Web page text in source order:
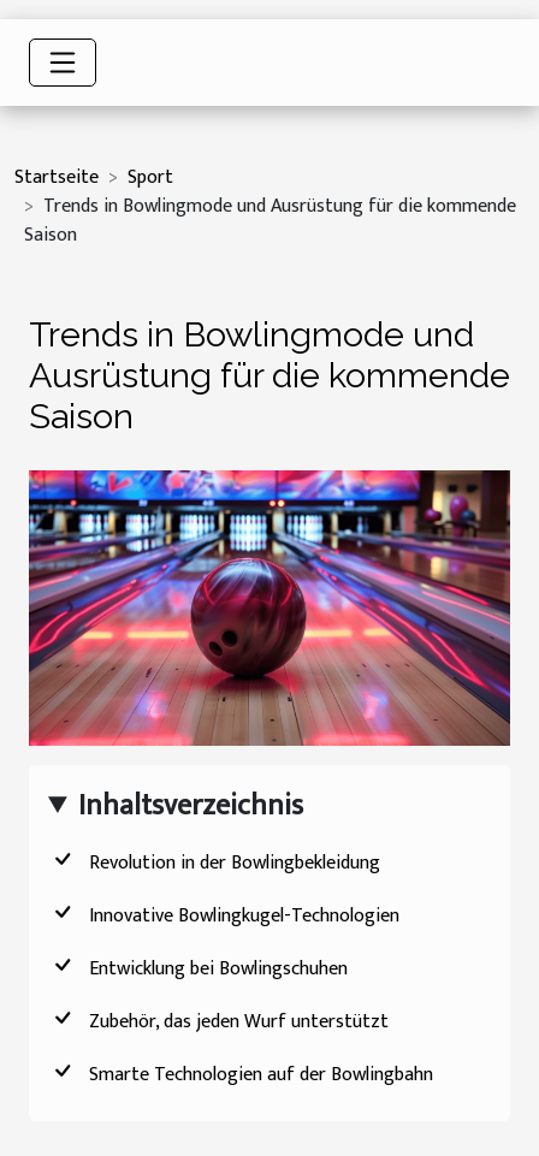
Startseite
Sport
Trends in Bowlingmode und Ausrüstung für die kommende
Saison
Trends in Bowlingmode und
Ausrüstung für die kommende
Saison
Inhaltsverzeichnis
Revolution in der Bowlingbekleidung
Innovative Bowlingkugel-Technologien
Entwicklung bei Bowlingschuhen
Zubehör, das jeden Wurf unterstützt
Smarte Technologien auf der Bowlingbahn